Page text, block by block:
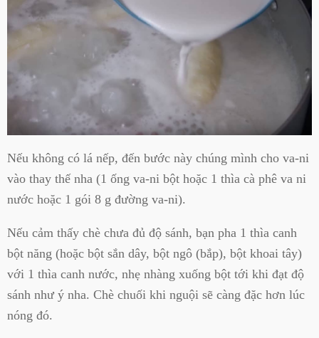
Nếu không có lá nếp, đến bước này chúng mình cho va-ni
vào thay thế nha (1 ống va-ni bột hoặc 1 thìa cà phê va ni
nước hoặc 1 gói 8 g đường va-ni).
Nếu cảm thấy chè chưa đủ độ sánh, bạn pha 1 thìa canh
bột năng (hoặc bột sắn dây, bột ngô (bắp), bột khoai tây)
với 1 thìa canh nước, nhẹ nhàng xuống bột tới khi đạt độ
sánh như ý nha. Chè chuối khi nguội sẽ càng đặc hơn lúc
nóng đó.